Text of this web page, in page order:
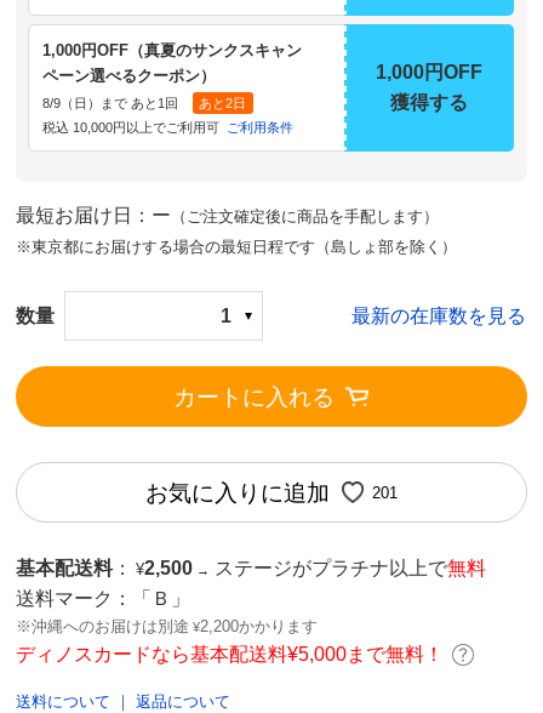
1,000円OFF（真夏のサンクスキャン
ペーン選べるクーポン）
8/9（日）まで あと1回
あと2日
税込 10,000円以上でご利用可
ご利用条件
1,000円OFF
獲得する
最短お届け日：ー （ご注文確定後に商品を手配します）
※東京都にお届けする場合の最短日程です（島しょ部を除く）
数量 1 最新の在庫数を見る
カートに入れる
お気に入りに追加 201
基本配送料 ： ¥2,500 → ステージがプラチナ以上で無料
送料マーク：
「Ｂ」
※沖縄へのお届けは別途 ¥2,200かかります
ディノスカードなら基本配送料¥5,000まで無料！
送料について ｜返品について